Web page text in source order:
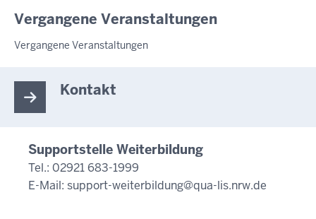
INHALTSSEITE
Vergangene Veranstaltungen
Vergangene Veranstaltungen
Kontakt
Supportstelle Weiterbildung
Tel.: 02921 683-1999
E-Mail: support-weiterbildung@qua-lis.nrw.de